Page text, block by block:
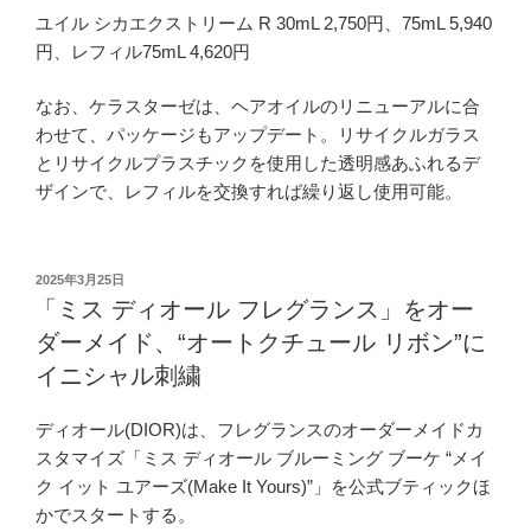
ユイル シカエクストリーム R 30mL 2,750円、75mL 5,940
円、レフィル75mL 4,620円
なお、ケラスターゼは、ヘアオイルのリニューアルに合
わせて、パッケージもアップデート。リサイクルガラス
とリサイクルプラスチックを使用した透明感あふれるデ
ザインで、レフィルを交換すれば繰り返し使用可能。
投
稿
2025年3月25日
「ミス ディオール フレグランス」をオー
ダーメイド、“オートクチュール リボン”に
イニシャル刺繍
ディオール(DIOR)は、フレグランスのオーダーメイドカ
スタマイズ「ミス ディオール ブルーミング ブーケ “メイ
ク イット ユアーズ(Make It Yours)”」を公式ブティックほ
かでスタートする。